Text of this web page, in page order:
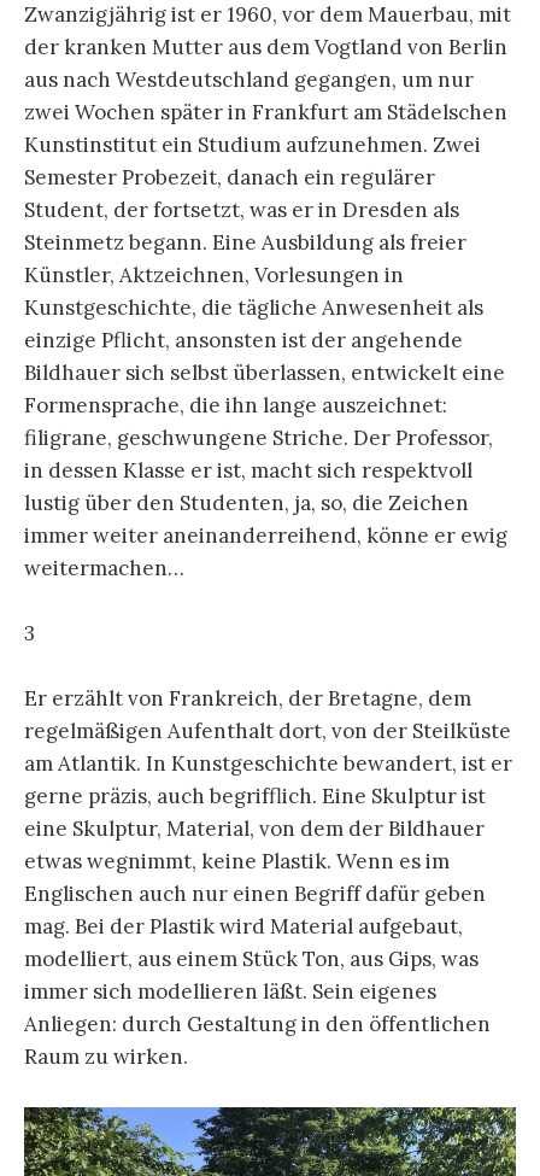
Zwanzigjährig ist er 1960, vor dem Mauerbau, mit
der kranken Mutter aus dem Vogtland von Berlin
aus nach Westdeutschland gegangen, um nur
zwei Wochen später in Frankfurt am Städelschen
Kunstinstitut ein Studium aufzunehmen. Zwei
Semester Probezeit, danach ein regulärer
Student, der fortsetzt, was er in Dresden als
Steinmetz begann. Eine Ausbildung als freier
Künstler, Aktzeichnen, Vorlesungen in
Kunstgeschichte, die tägliche Anwesenheit als
einzige Pflicht, ansonsten ist der angehende
Bildhauer sich selbst überlassen, entwickelt eine
Formensprache, die ihn lange auszeichnet:
filigrane, geschwungene Striche. Der Professor,
in dessen Klasse er ist, macht sich respektvoll
lustig über den Studenten, ja, so, die Zeichen
immer weiter aneinanderreihend, könne er ewig
weitermachen…
3
Er erzählt von Frankreich, der Bretagne, dem
regelmäßigen Aufenthalt dort, von der Steilküste
am Atlantik. In Kunstgeschichte bewandert, ist er
gerne präzis, auch begrifflich. Eine Skulptur ist
eine Skulptur, Material, von dem der Bildhauer
etwas wegnimmt, keine Plastik. Wenn es im
Englischen auch nur einen Begriff dafür geben
mag. Bei der Plastik wird Material aufgebaut,
modelliert, aus einem Stück Ton, aus Gips, was
immer sich modellieren läßt. Sein eigenes
Anliegen: durch Gestaltung in den öffentlichen
Raum zu wirken.